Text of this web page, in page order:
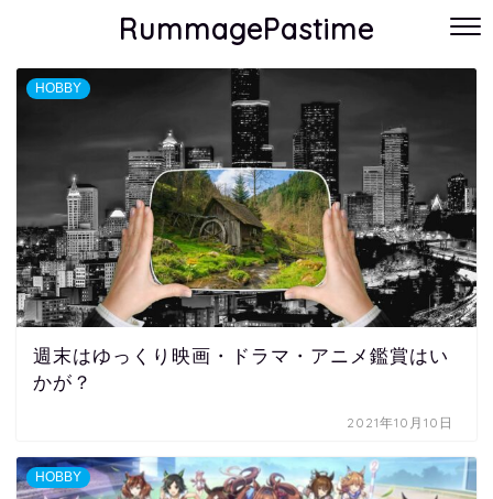
RummagePastime
HOBBY
週末はゆっくり映画・ドラマ・アニメ鑑賞はい
かが？
2021年10月10日
HOBBY